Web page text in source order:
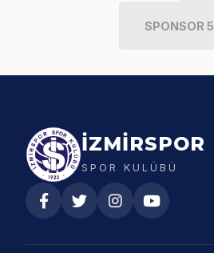
SPONSOR 5
İZMİRSPOR
SPOR KULÜBÜ